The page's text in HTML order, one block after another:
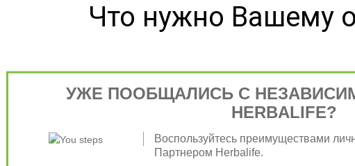
Что нужно Вашему
- ценный материал для
мышечной
для процесса снижения
более
сытости.
жиры
УЖЕ ПООБЩАЛИСЬ С
HERBALIFE?
Воспользуйтесь преимуществами
Партнером Herbalife.